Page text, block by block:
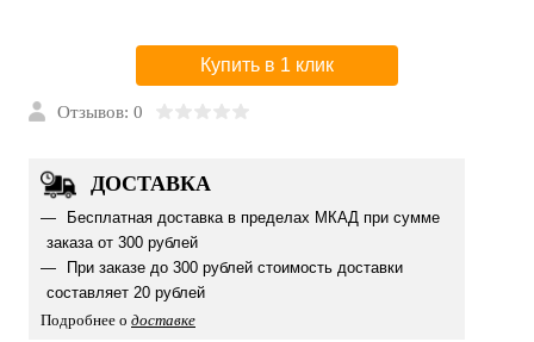
Купить в 1 клик
Отзывов: 0
ДОСТАВКА
Бесплатная доставка в пределах МКАД при сумме
заказа от 300 рублей
При заказе до 300 рублей стоимость доставки
составляет 20 рублей
Подробнее о доставке